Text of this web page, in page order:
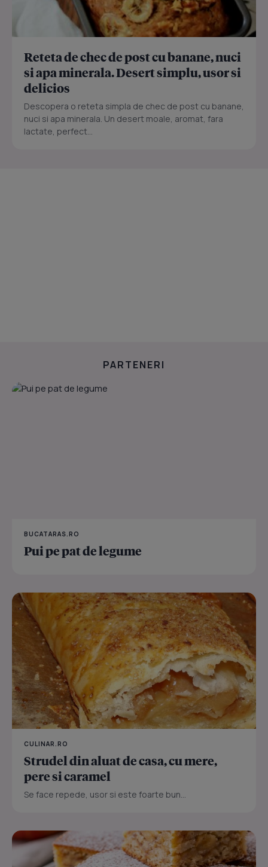
Reteta de chec de post cu banane, nuci
si apa minerala. Desert simplu, usor si
delicios
Descopera o reteta simpla de chec de post cu banane,
nuci si apa minerala. Un desert moale, aromat, fara
lactate, perfect...
PARTENERI
BUCATARAS.RO
Pui pe pat de legume
CULINAR.RO
Strudel din aluat de casa, cu mere,
pere si caramel
Se face repede, usor si este foarte bun...